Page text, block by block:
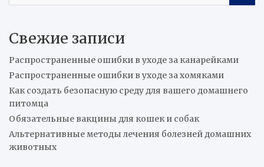
c
Свежие записи
Распространенные ошибки в уходе за канарейками
Распространенные ошибки в уходе за хомяками
Как создать безопасную среду для вашего домашнего
питомца
Обязательные вакцины для кошек и собак
Альтернативные методы лечения болезней домашних
животных